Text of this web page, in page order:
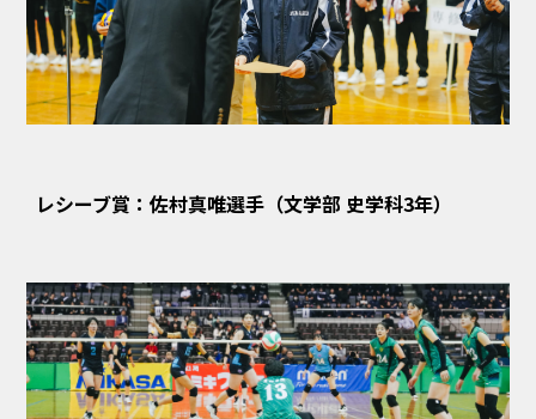
レシーブ賞：佐村真唯選手（文学部 史学科3年）